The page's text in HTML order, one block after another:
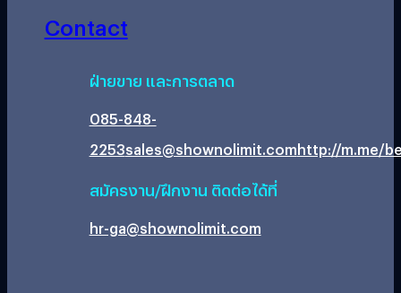
Contact
ฝ่ายขาย และการตลาด
085-848-
2253sales@shownolimit.comhttp://m.me/
สมัครงาน/ฝึกงาน ติดต่อได้ที่
hr-ga@shownolimit.com